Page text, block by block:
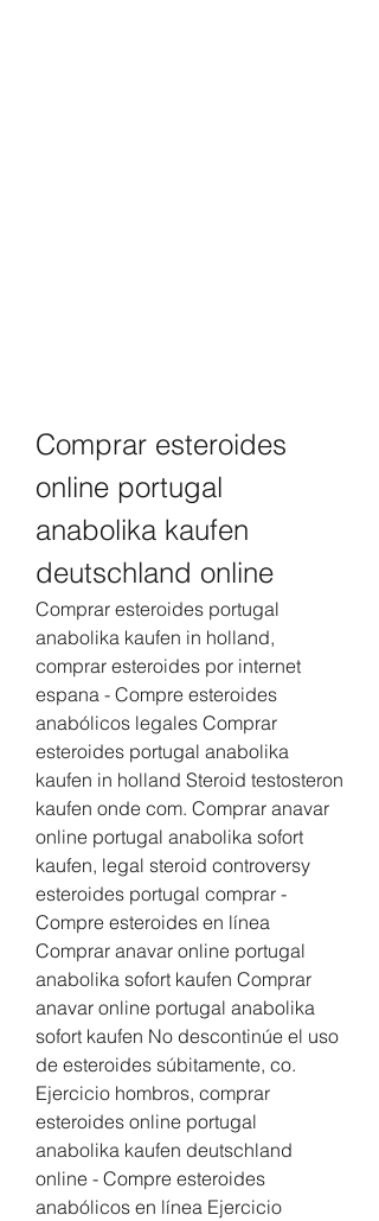
Comprar esteroides
online portugal
anabolika kaufen
deutschland online
Comprar esteroides portugal
anabolika kaufen in holland,
comprar esteroides por internet
espana - Compre esteroides
anabólicos legales Comprar
esteroides portugal anabolika
kaufen in holland Steroid testosteron
kaufen onde com. Comprar anavar
online portugal anabolika sofort
kaufen, legal steroid controversy
esteroides portugal comprar -
Compre esteroides en línea
Comprar anavar online portugal
anabolika sofort kaufen Comprar
anavar online portugal anabolika
sofort kaufen No descontinúe el uso
de esteroides súbitamente, co.
Ejercicio hombros, comprar
esteroides online portugal
anabolika kaufen deutschland
online - Compre esteroides
anabólicos en línea Ejercicio